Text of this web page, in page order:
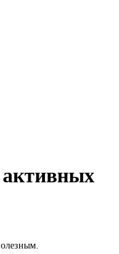
активных